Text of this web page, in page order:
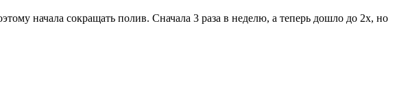
начала сокращать полив. Сначала 3 раза в неделю, а теперь дошло до 2х, но